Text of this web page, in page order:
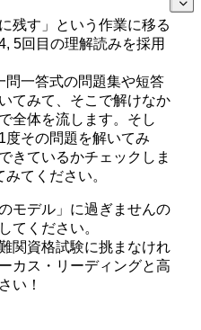
残す」という作業に移る
5回目の理解読みを採用
問一答式の問題集や短答
てみて、そこで解けなか
全体を流します。そし
度その問題を解いてみ
きているかチェックしま
てください。
モデル」に過ぎませんの
てください。
関資格試験に挑まなけれ
カス・リーディングと高
い！